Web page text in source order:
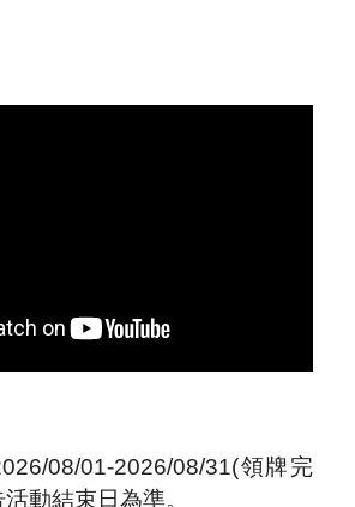
08/01-2026/08/31(領牌完
動結束日為準。